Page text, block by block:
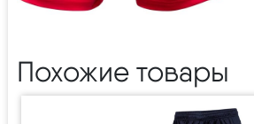
Похожие товары